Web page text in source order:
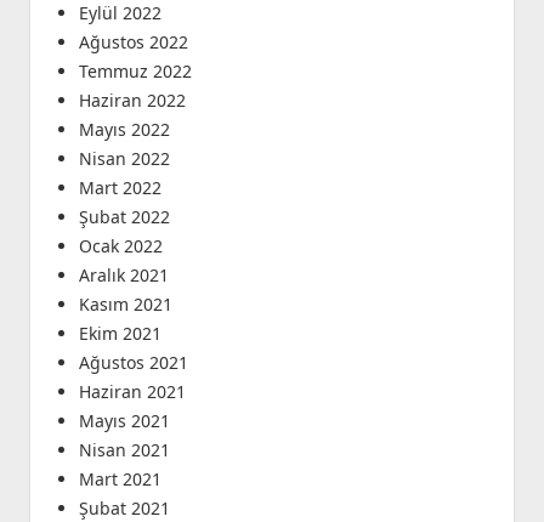
Eylül 2022
Ağustos 2022
Temmuz 2022
Haziran 2022
Mayıs 2022
Nisan 2022
Mart 2022
Şubat 2022
Ocak 2022
Aralık 2021
Kasım 2021
Ekim 2021
Ağustos 2021
Haziran 2021
Mayıs 2021
Nisan 2021
Mart 2021
Şubat 2021